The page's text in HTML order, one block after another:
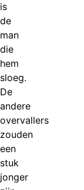
is
de
man
die
hem
sloeg.
De
andere
overvallers
zouden
een
stuk
jonger